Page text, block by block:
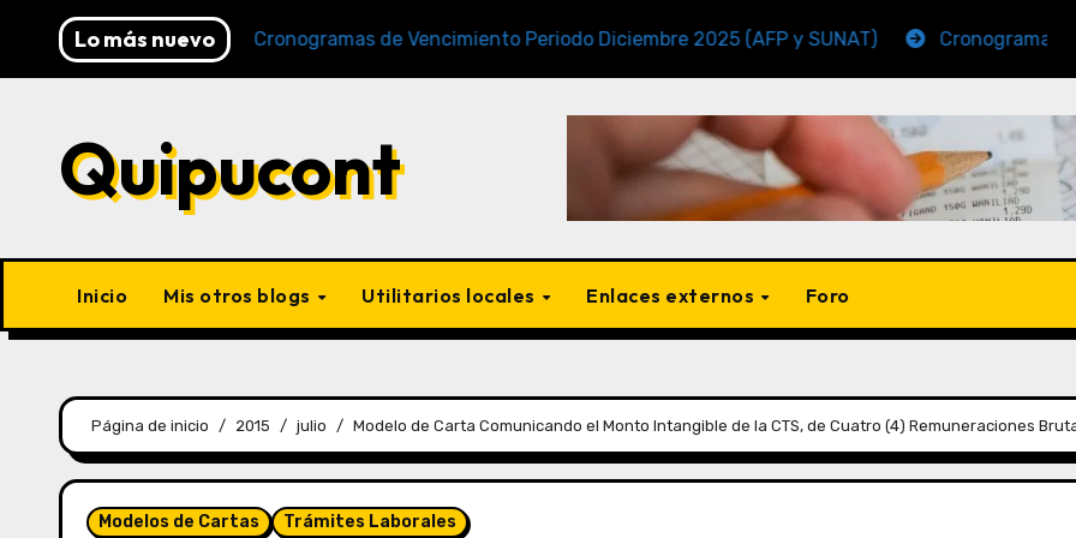
Lo más nuevo
y SUNAT) Cronogramas de Vencimiento Periodo Diciembre 2025 (AFP y SUNAT) Cronogramas de
Quipucont
Inicio Mis otros blogs Utilitarios locales Enlaces externos Foro
Página de inicio 2015 julio Modelo de Carta Comunicando el Monto Intangible de la CTS, de Cuatro (4) Remuneraciones
Modelos de Cartas Trámites Laborales